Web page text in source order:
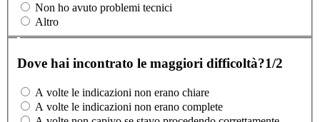
Non ho avuto problemi tecnici
Altro
Dove hai incontrato le maggiori difficoltà?1/2
A volte le indicazioni non erano chiare
A volte le indicazioni non erano complete